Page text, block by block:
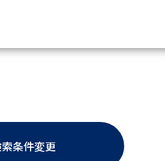
短大の資料種類から請求
ンフ
学部・学科パンフ
条件変更